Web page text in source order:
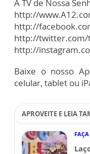
A TV de Nossa
http://
http://
http://twitter.com/
http://
Baixe o nosso
celular, tablet ou
APROVEITE E LEIA